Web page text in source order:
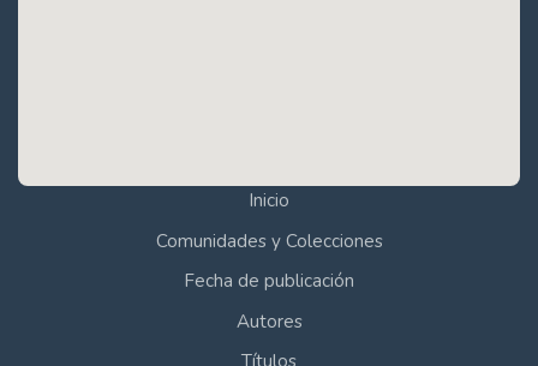
Inicio
Comunidades y Colecciones
Fecha de publicación
Autores